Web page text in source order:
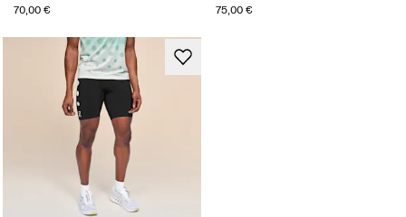
70,00 € 75,00 €